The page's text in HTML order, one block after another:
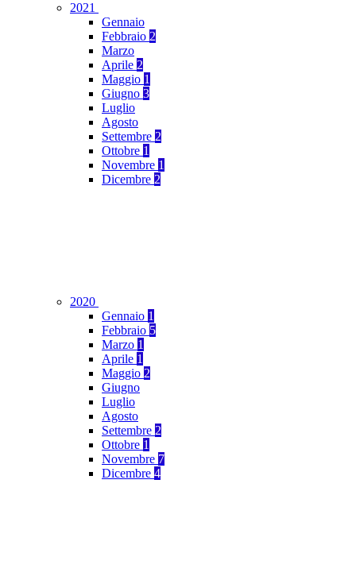
2021
Gennaio
Febbraio 2
Marzo
Aprile 2
Maggio 1
Giugno 3
Luglio
Agosto
Settembre 2
Ottobre 1
Novembre 1
Dicembre 2
2020
Gennaio 1
Febbraio 5
Marzo 1
Aprile 1
Maggio 2
Giugno
Luglio
Agosto
Settembre 2
Ottobre 1
Novembre 7
Dicembre 4